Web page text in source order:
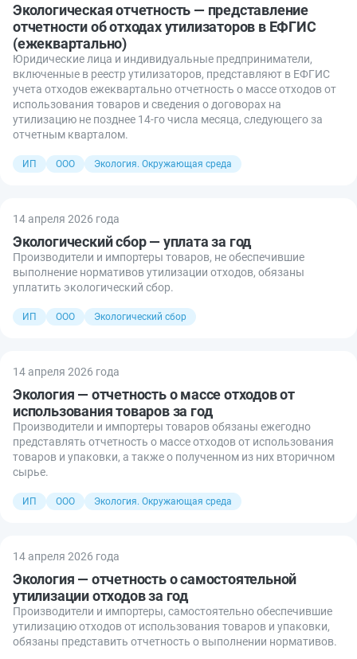
Экологическая отчетность — представление
отчетности об отходах утилизаторов в ЕФГИС
(ежеквартально)
Юридические лица и индивидуальные предприниматели,
включенные в реестр утилизаторов, представляют в ЕФГИС
учета отходов ежеквартально отчетность о массе отходов от
использования товаров и сведения о договорах на
утилизацию не позднее 14-го числа месяца, следующего за
отчетным кварталом.
ИП ООО Экология. Окружающая среда
14 апреля 2026 года
Экологический сбор — уплата за год
Производители и импортеры товаров, не обеспечившие
выполнение нормативов утилизации отходов, обязаны
уплатить экологический сбор.
ИП ООО Экологический сбор
14 апреля 2026 года
Экология — отчетность о массе отходов от
использования товаров за год
Производители и импортеры товаров обязаны ежегодно
представлять отчетность о массе отходов от использования
товаров и упаковки, а также о полученном из них вторичном
сырье.
ИП ООО Экология. Окружающая среда
14 апреля 2026 года
Экология — отчетность о самостоятельной
утилизации отходов за год
Производители и импортеры, самостоятельно обеспечившие
утилизацию отходов от использования товаров и упаковки,
обязаны представить отчетность о выполнении нормативов.